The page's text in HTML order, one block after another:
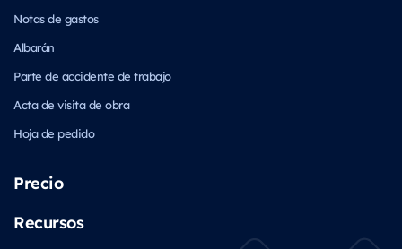
Notas de gastos
Albarán
Parte de accidente de trabajo
Acta de visita de obra
Hoja de pedido
Precio
Recursos